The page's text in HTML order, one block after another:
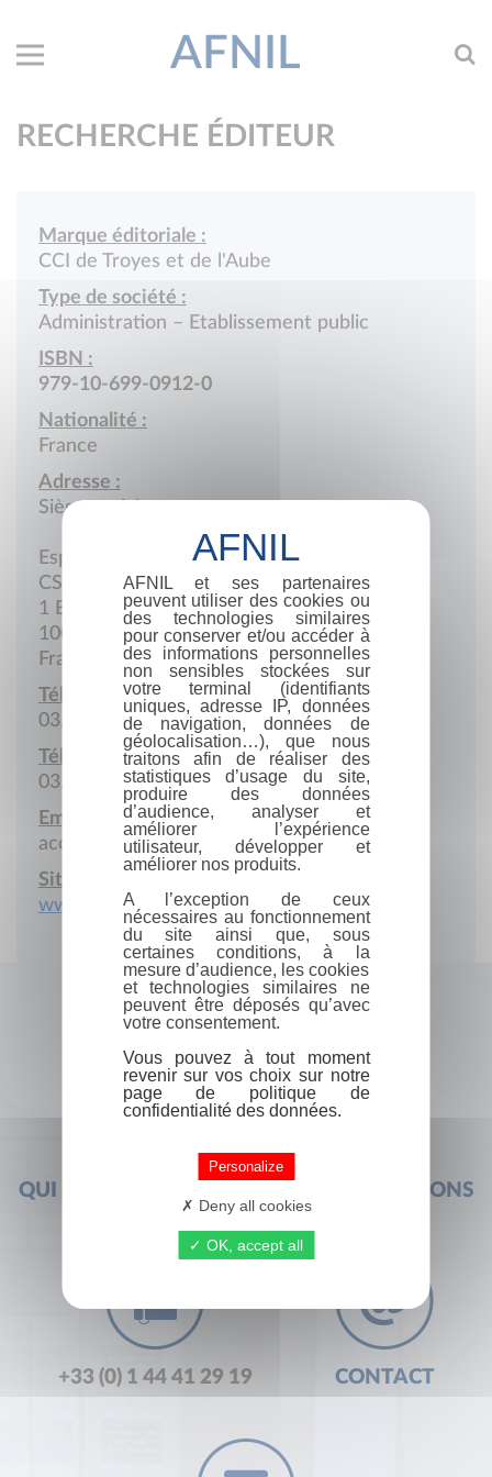
AFNIL
RECHERCHE ÉDITEUR
Marque éditoriale :
CCI de Troyes et de l'Aube
Type de société :
Administration – Etablissement public
ISBN :
979-10-699-0912-0
Nationalité :
France
Adresse :
Siège social
Espace Régley
CS 60706
1 Boulevard Charles-Baltet
10001 Troyes Cedex
France
Téléphone :
03.25.43.70.00
Télécopie :
03.25.43.70.43
Email :
accueil@troyes.cci.fr
Site Internet :
www.troyes.cci.fr
QUI SOMMES-NOUS ? FOIRE AUX QUESTIONS
+33 (0) 1 44 41 29 19 CONTACT
AFNIL et ses partenaires
peuvent utiliser des cookies ou
des technologies similaires
pour conserver et/ou accéder à
des informations personnelles
non sensibles stockées sur
votre terminal (identifiants
uniques, adresse IP, données
de navigation, données de
géolocalisation…), que nous
traitons afin de réaliser des
statistiques d’usage du site,
produire des données
d’audience, analyser et
améliorer l’expérience
utilisateur, développer et
améliorer nos produits.
A l’exception de ceux
nécessaires au fonctionnement
du site ainsi que, sous
certaines conditions, à la
mesure d’audience, les cookies
et technologies similaires ne
peuvent être déposés qu’avec
votre consentement.
Vous pouvez à tout moment
revenir sur vos choix sur notre
page de politique de
confidentialité des données.
Personalize
Deny all cookies
OK, accept all